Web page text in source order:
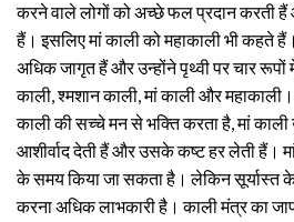
करने वाले लोगों को अच्छे फल प्रदान करती हैं
हैं। इसलिए मां काली को महाकाली भी कहते
अधिक जागृत हैं और उन्होंने पृथ्वी पर चार रूपों
काली, श्मशान काली, मां काली और
काली की सच्चे मन से भक्ति करता है, मां
आशीर्वाद देती हैं और उसके कष्ट हर लेती हैं।
के समय किया जा सकता है। लेकिन सूर्यास्त
करना अधिक लाभकारी है। काली मंत्र का